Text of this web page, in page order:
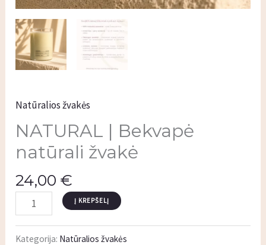
Natūralios žvakės
NATURAL | Bekvapė
natūrali žvakė
24,00€
Į KREPŠELĮ
Kategorija: Natūralios žvakės